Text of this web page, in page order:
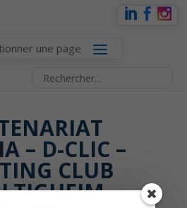
une page
– D-CLIC –
CLUB